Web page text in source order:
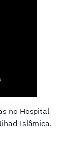
no Hospital
Islâmica.